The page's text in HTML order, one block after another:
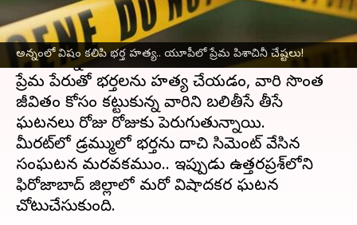
అన్నంలో విషం కలిపి భర్త హత్య.. యూపీలో ప్రేమ పిశాచినీ చేష్టలు!
ఈ వార్తాకథనం ఏంటి
దేశంలో ఇటీవల మహిళల క్రూర చర్యలు కలకలం
రేపుతున్నాయి.
ప్రేమ పేరుతో భర్తలను హత్య చేయడం, వారి సొంత
జీవితం కోసం కట్టుకున్న వారిని బలితీసే తీసే
ఘటనలు రోజు రోజుకు పెరుగుతున్నాయి.
మీరట్‌లో డ్రమ్ములో భర్తను దాచి సిమెంట్ వేసిన
సంఘటన మరవకముందే.. ఇప్పుడు ఉత్తరప్రదేశ్‌లోని
ఫిరోజాబాద్ జిల్లాలో మరో విషాదకర ఘటన